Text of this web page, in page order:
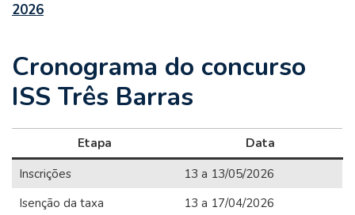
2026
Cronograma do concurso
ISS Três Barras
Etapa
Data
Inscrições
13 a 13/05/2026
Isenção da taxa
13 a 17/04/2026